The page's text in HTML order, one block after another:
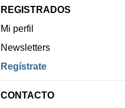
REGISTRADOS
Mi perfil
Newsletters
Regístrate
CONTACTO